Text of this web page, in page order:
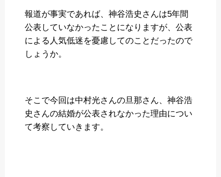
報道が事実であれば、神谷浩史さんは5年間
公表していなかったことになりますが、公表
による人気低迷を憂慮してのことだったので
しょうか。
そこで今回は中村光さんの旦那さん、神谷浩
史さんの結婚が公表されなかった理由につい
て考察していきます。